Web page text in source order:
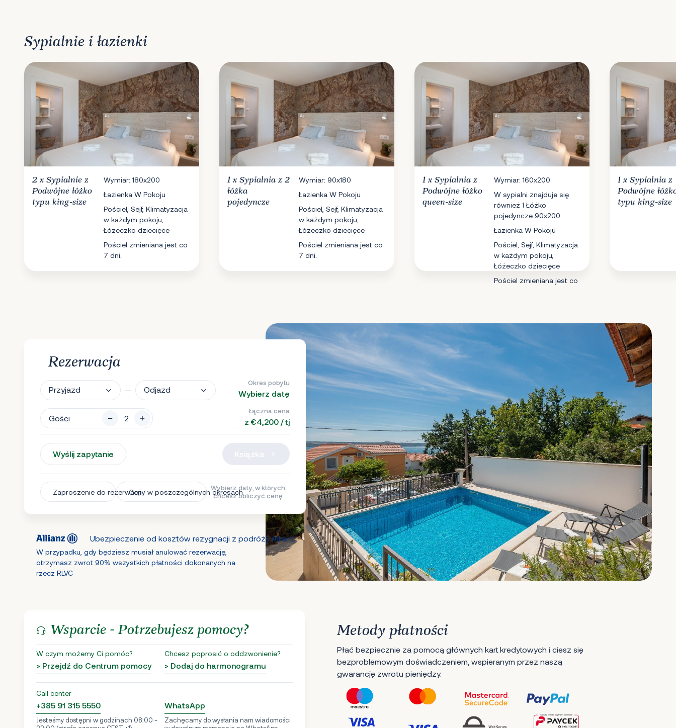
Sypialnie i łazienki
2 x Sypialnie z
Podwójne łóżko
typu king-size
Wymiar: 180x200
Łazienka W Pokoju
Pościel, Sejf, Klimatyzacja
w każdym pokoju,
Łóżeczko dziecięce
Pościel zmieniana jest co
7 dni.
1 x Sypialnia z 2
łóżka
pojedyncze
Wymiar: 90x180
Łazienka W Pokoju
Pościel, Sejf, Klimatyzacja
w każdym pokoju,
Łóżeczko dziecięce
Pościel zmieniana jest co
7 dni.
1 x Sypialnia z
Podwójne łóżko
queen-size
Wymiar: 160x200
W sypialni znajduje się
również 1 Łóżko
pojedyncze 90x200
Łazienka W Pokoju
Pościel, Sejf, Klimatyzacja
w każdym pokoju,
Łóżeczko dziecięce
Pościel zmieniana jest co
1 x Sypialnia z
Podwójne
typu king-size
Rezerwacja
Przyjazd Odjazd
Okres pobytu
Wybierz datę
Gości
Łączna cena
z €4,200 / tj
Wyślij zapytanie
Zaproszenie do rezerwacjiCeny w poszczególnych okresachWybierz daty, w których
chcesz obliczyć cenę
Ubezpieczenie od kosztów rezygnacji z podróży Allianz
W przypadku, gdy będziesz musiał anulować rezerwację,
otrzymasz zwrot 90% wszystkich płatności dokonanych na
rzecz RLVC
Wsparcie - Potrzebujesz pomocy?
W czym możemy Ci pomóc?
> Przejdź do Centrum pomocy
Chcesz poprosić o oddzwonienie?
> Dodaj do harmonogramu
Call center
+385 91 315 5550
Jesteśmy dostępni w godzinach 08:00 -
WhatsApp
Zachęcamy do wysłania nam wiadomości
Metody płatności
Płać bezpiecznie za pomocą głównych kart kredytowych i ciesz się
bezproblemowym doświadczeniem, wspieranym przez naszą
gwarancję zwrotu pieniędzy.